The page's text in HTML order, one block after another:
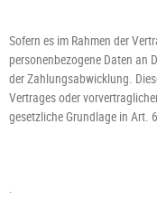
Sofern es im Rahmen der
personenbezogene Daten an
der Zahlungsabwicklung.
Vertrages oder
gesetzliche Grundlage in Art.
·